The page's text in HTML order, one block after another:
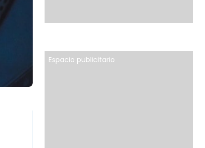
Espacio publicitario